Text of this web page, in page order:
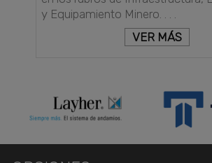
y Equipamiento Minero. . . .
VER MÁS